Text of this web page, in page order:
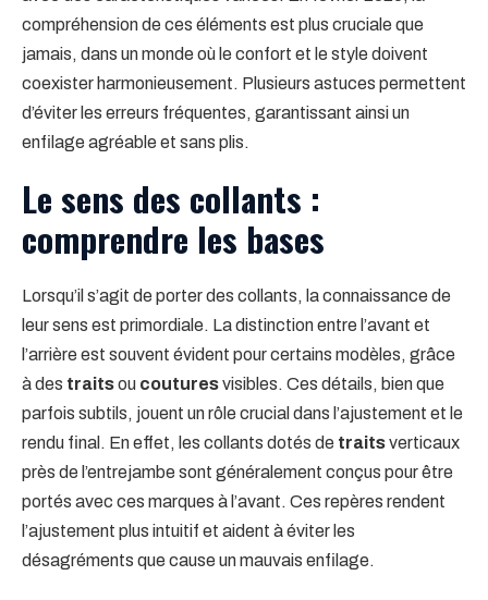
compréhension de ces éléments est plus cruciale que
jamais, dans un monde où le confort et le style doivent
coexister harmonieusement. Plusieurs astuces permettent
d’éviter les erreurs fréquentes, garantissant ainsi un
enfilage agréable et sans plis.
Le sens des collants :
comprendre les bases
Lorsqu’il s’agit de porter des collants, la connaissance de
leur sens est primordiale. La distinction entre l’avant et
l’arrière est souvent évident pour certains modèles, grâce
à des traitsou couturesvisibles. Ces détails, bien que
parfois subtils, jouent un rôle crucial dans l’ajustement et le
rendu final. En effet, les collants dotés de traitsverticaux
près de l’entrejambe sont généralement conçus pour être
portés avec ces marques à l’avant. Ces repères rendent
l’ajustement plus intuitif et aident à éviter les
désagréments que cause un mauvais enfilage.